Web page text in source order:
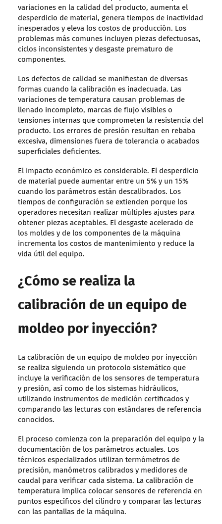
variaciones en la calidad del producto, aumenta el
desperdicio de material, genera tiempos de inactividad
inesperados y eleva los costos de producción. Los
problemas más comunes incluyen piezas defectuosas,
ciclos inconsistentes y desgaste prematuro de
componentes.
Los defectos de calidad se manifiestan de diversas
formas cuando la calibración es inadecuada. Las
variaciones de temperatura causan problemas de
llenado incompleto, marcas de flujo visibles o
tensiones internas que comprometen la resistencia del
producto. Los errores de presión resultan en rebaba
excesiva, dimensiones fuera de tolerancia o acabados
superficiales deficientes.
El impacto económico es considerable. El desperdicio
de material puede aumentar entre un 5% y un 15%
cuando los parámetros están descalibrados. Los
tiempos de configuración se extienden porque los
operadores necesitan realizar múltiples ajustes para
obtener piezas aceptables. El desgaste acelerado de
los moldes y de los componentes de la máquina
incrementa los costos de mantenimiento y reduce la
vida útil del equipo.
¿Cómo se realiza la
calibración de un equipo de
moldeo por inyección?
La calibración de un equipo de moldeo por inyección
se realiza siguiendo un protocolo sistemático que
incluye la verificación de los sensores de temperatura
y presión, así como de los sistemas hidráulicos,
utilizando instrumentos de medición certificados y
comparando las lecturas con estándares de referencia
conocidos.
El proceso comienza con la preparación del equipo y la
documentación de los parámetros actuales. Los
técnicos especializados utilizan termómetros de
precisión, manómetros calibrados y medidores de
caudal para verificar cada sistema. La calibración de
temperatura implica colocar sensores de referencia en
puntos específicos del cilindro y comparar las lecturas
con las pantallas de la máquina.